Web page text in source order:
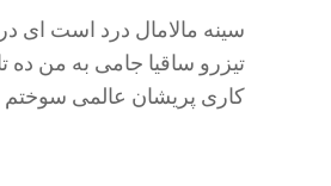
سینه مالامال درد است ای
تیزرو ساقیا جامی به من
کاری پریشان عالمی